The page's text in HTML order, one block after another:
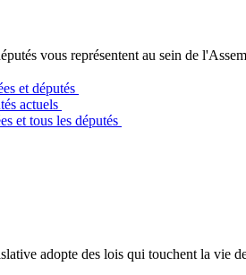
vous représentent au sein de
et députés
actuels
et tous les députés
adopte des lois qui touchent la vie